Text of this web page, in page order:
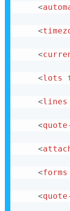
<
<
<
<lots
<lines
<
<
<forms
<